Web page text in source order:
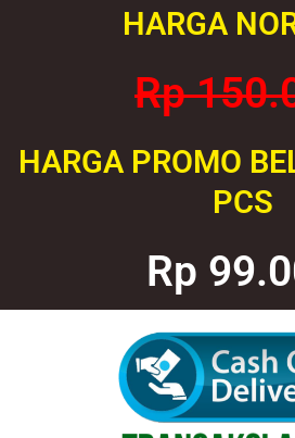
HARGA
Rp
HARGA PROMO
PCS
Rp